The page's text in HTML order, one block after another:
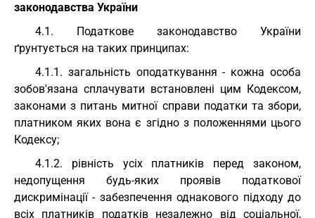
законодавства України
4.1. Податкове законодавство України
ґрунтується на таких принципах:
4.1.1. загальність оподаткування - кожна особа
зобов'язана сплачувати встановлені цим Кодексом,
законами з питань митної справи податки та збори,
платником яких вона є згідно з положеннями цього
Кодексу;
4.1.2. рівність усіх платників перед законом,
недопущення будь-яких проявів податкової
дискримінації - забезпечення однакового підходу до
всіх платників податків незалежно від соціальної,